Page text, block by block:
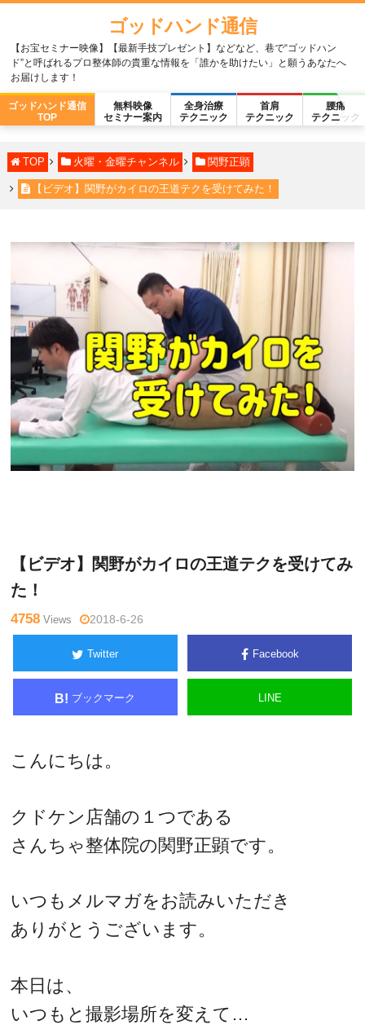
ゴッドハンド通信
【お宝セミナー映像】【最新手技プレゼント】などなど、巷で“ゴッドハン
ド”と呼ばれるプロ整体師の貴重な情報を「誰かを助けたい」と願うあなたへ
お届けします！
ゴッドハンド通信
TOP
無料映像
セミナー案内
全身治療
テクニック
首肩
テクニック
腰痛
テクニック
TOP 火曜・金曜チャンネル 関野正顕
【ビデオ】関野がカイロの王道テクを受けてみた！
【ビデオ】関野がカイロの王道テクを受けてみ
た！
4758 Views 2018-6-26
Twitter Facebook
B! ブックマーク LINE
こんにちは。
クドケン店舗の１つである
さんちゃ整体院の関野正顕です。
いつもメルマガをお読みいただき
ありがとうございます。
本日は、
いつもと撮影場所を変えて…